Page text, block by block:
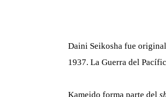
Daini Seikosha fue
1937. La Guerra del
Kameido forma parte del